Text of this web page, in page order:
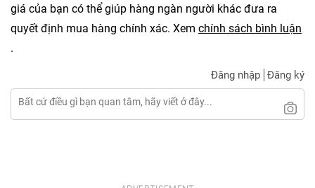
giá của bạn có thể giúp hàng ngàn người khác đưa ra
quyết định mua hàng chính xác. Xem chính sách bình luận
.
Đăng nhập Đăng ký